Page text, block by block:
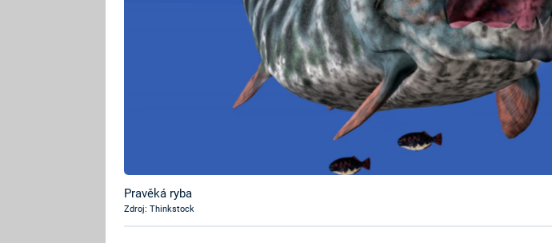
Pravěká ryba
Zdroj: Thinkstock